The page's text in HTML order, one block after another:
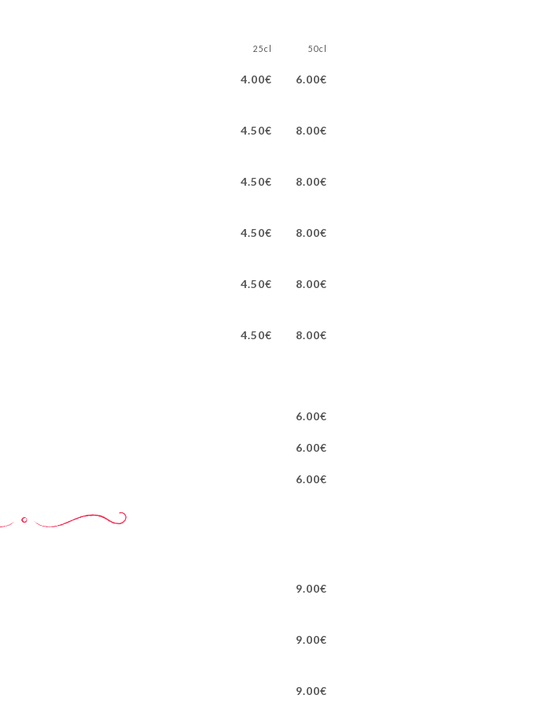
25cl 50cl
4.00€ 6.00€
4.50€ 8.00€
4.50€ 8.00€
4.50€ 8.00€
4.50€ 8.00€
4.50€ 8.00€
6.00€
6.00€
6.00€
9.00€
9.00€
9.00€